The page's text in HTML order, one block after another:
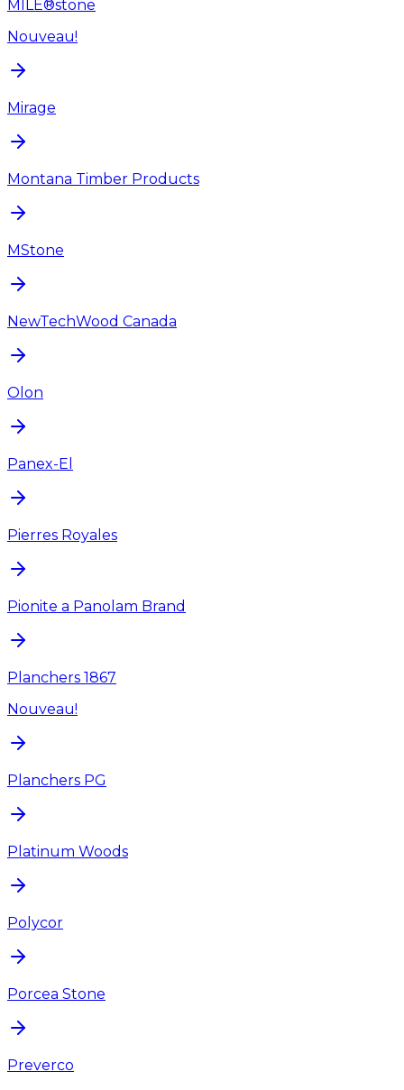
MILE®stone
Nouveau!
Mirage
Montana Timber Products
MStone
NewTechWood Canada
Olon
Panex-El
Pierres Royales
Pionite a Panolam Brand
Planchers 1867
Nouveau!
Planchers PG
Platinum Woods
Polycor
Porcea Stone
Preverco